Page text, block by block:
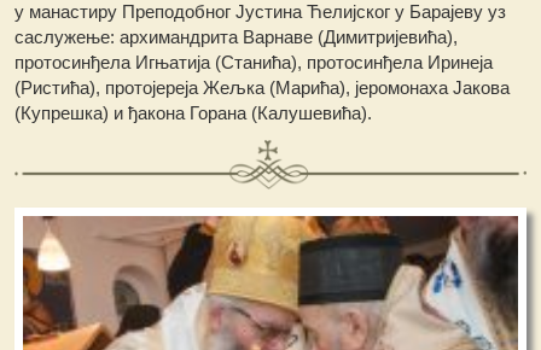
у манастиру Преподобног Јустина Ћелијског у Барајеву уз
саслужење: архимандрита Варнаве (Димитријевића),
протосинђела Игњатија (Станића), протосинђела Иринеја
(Ристића), протојереја Жељка (Марића), јеромонаха Јакова
(Купрешка) и ђакона Горана (Калушевића).